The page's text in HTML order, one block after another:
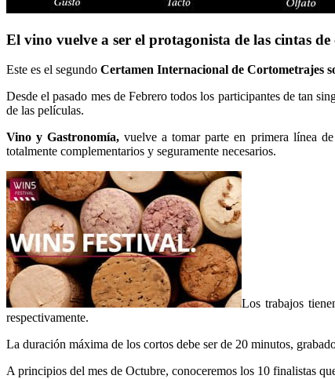
El vino vuelve a ser el protagonista de las cintas
Este es el segundo Certamen Internacional de Cortometrajes
Desde el pasado mes de Febrero todos los participantes de tan
de las películas.
Vino y Gastronomía, vuelve a tomar parte en primera línea
totalmente complementarios y seguramente necesarios.
Los trabajos
respectivamente.
La duración máxima de los cortos debe ser de 20 minutos,
A principios del mes de Octubre, conoceremos los 10 finalistas